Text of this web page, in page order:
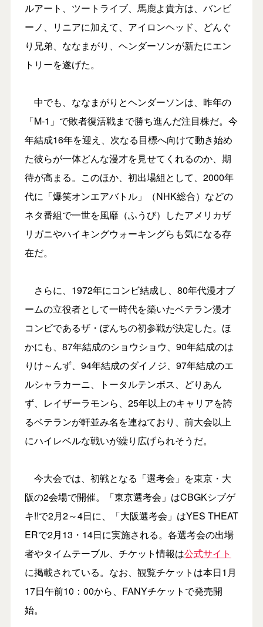
ルアート、ツートライブ、馬鹿よ貴方は、バンビ
ーノ、リニアに加えて、アイロンヘッド、どんぐ
り兄弟、ななまがり、ヘンダーソンが新たにエン
トリーを遂げた。
中でも、ななまがりとヘンダーソンは、昨年の
「M-1」で敗者復活戦まで勝ち進んだ注目株だ。今
年結成16年を迎え、次なる目標へ向けて動き始め
た彼らが一体どんな漫才を見せてくれるのか、期
待が高まる。このほか、初出場組として、2000年
代に「爆笑オンエアバトル」（NHK総合）などの
ネタ番組で一世を風靡（ふうび）したアメリカザ
リガニやハイキングウォーキングらも気になる存
在だ。
さらに、1972年にコンビ結成し、80年代漫才ブ
ームの立役者として一時代を築いたベテラン漫才
コンビであるザ・ぼんちの初参戦が決定した。ほ
かにも、87年結成のショウショウ、90年結成のは
りけ～んず、94年結成のダイノジ、97年結成のエ
ルシャラカーニ、トータルテンボス、どりあん
ず、レイザーラモンら、25年以上のキャリアを誇
るベテランが軒並み名を連ねており、前大会以上
にハイレベルな戦いが繰り広げられそうだ。
今大会では、初戦となる「選考会」を東京・大
阪の2会場で開催。「東京選考会」はCBGKシブゲ
キ!!で2月2～4日に、「大阪選考会」はYES THEAT
ERで2月13・14日に実施される。各選考会の出場
者やタイムテーブル、チケット情報は公式サイト
に掲載されている。なお、観覧チケットは本日1月
17日午前10：00から、FANYチケットで発売開
始。